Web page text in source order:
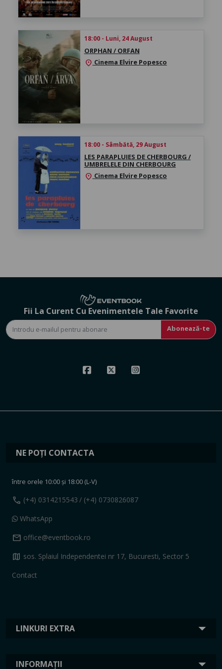
18:00 - Luni, 24 August
ORPHAN / ORFAN
location_on Cinema Elvire Popesco
18:00 - Sâmbătă, 29 August
LES PARAPLUIES DE CHERBOURG /
UMBRELELE DIN CHERBOURG
location_on Cinema Elvire Popesco
Fii La Curent Cu Evenimentele Tale Favorite
Abonează-te
LINKURI EXTRA
INFORMAȚII
NE POȚI CONTACTA
între orele 10:00 și 18:00 (L-V)
call (+4) 0314215543 / (+4) 0730826087
WhatsApp
mail office@eventbook.ro
map sos. Splaiul Independentei nr 17, Bucuresti, Sector 5
Contact